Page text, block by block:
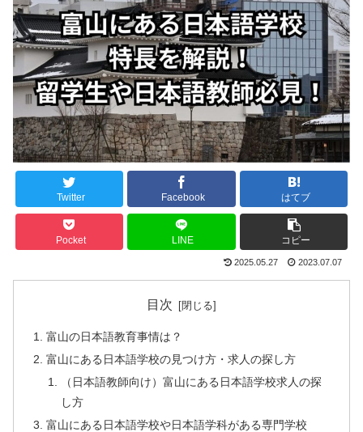
Twitter Facebook はてブ
Pocket LINE コピー
2025.05.27 2023.07.07
目次
富山の日本語教育事情は？
富山にある日本語学校の見つけ方・求人の探し方
（日本語教師向け）富山にある日本語学校求人の探
し方
富山にある日本語学校や日本語学科がある専門学校